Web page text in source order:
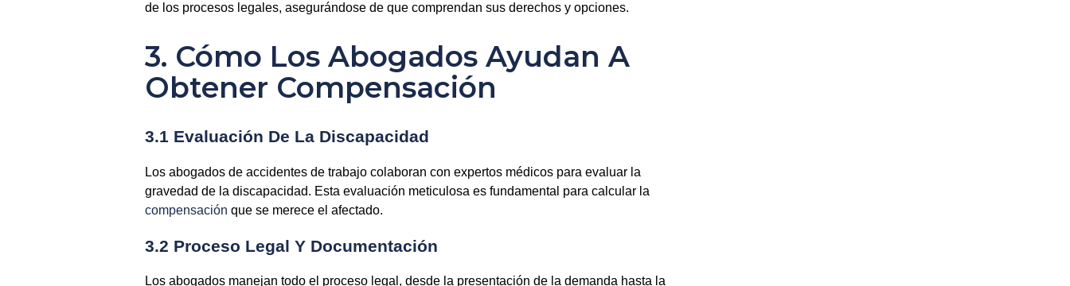
de los procesos legales, asegurándose de que comprendan sus derechos y opciones.
3. Cómo Los Abogados Ayudan A
Obtener Compensación
3.1 Evaluación De La Discapacidad
Los abogados de accidentes de trabajo colaboran con expertos médicos para evaluar la
gravedad de la discapacidad. Esta evaluación meticulosa es fundamental para calcular la
compensación que se merece el afectado.
3.2 Proceso Legal Y Documentación
Los abogados manejan todo el proceso legal, desde la presentación de la demanda hasta la